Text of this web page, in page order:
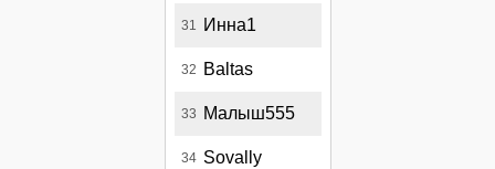
31 Инна1
32 Baltas
33 Малыш555
34 Sovally